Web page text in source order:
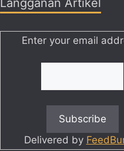
Enter your email
Delivered by